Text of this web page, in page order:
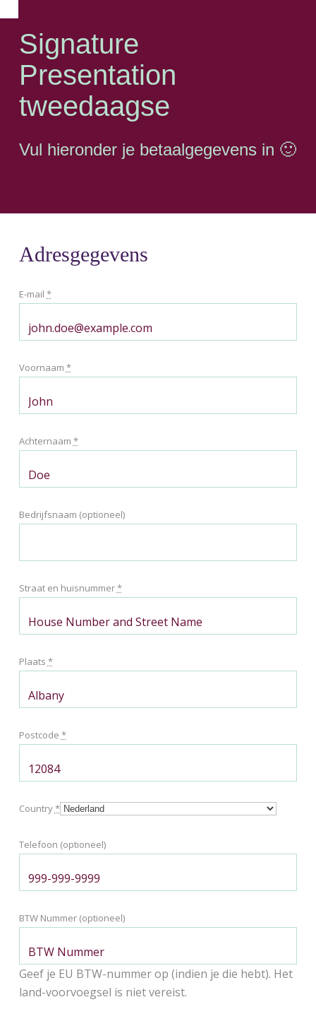
Signature
Presentation
tweedaagse
Vul hieronder je betaalgegevens in 🙂
Adresgegevens
E-mail *
Voornaam *
Achternaam *
Bedrijfsnaam (optioneel)
Straat en huisnummer*
Plaats *
Postcode *
Country*
Telefoon (optioneel)
BTW Nummer (optioneel)
Geef je EU BTW-nummer op (indien je die hebt). Het
land-voorvoegsel is niet vereist.